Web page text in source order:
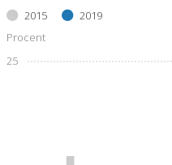
Procent
2015 2019
25